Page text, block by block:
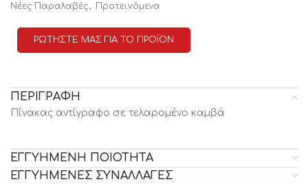
Νέες Παραλαβές, Προτειvόμενα
ΡΩΤΗΣΤΕ ΜΑΣ ΓΙΑ ΤΟ ΠΡΟΪΟΝ
ΠΕΡΙΓΡΑΦΗ
Πίνακας αντίγραφο σε τελαρομένο καμβά
ΕΓΓΥΗΜΕΝΗ ΠΟΙΟΤΗΤΑ
ΕΓΓΥΗΜΕΝΕΣ ΣΥΝΑΛΛΑΓΕΣ